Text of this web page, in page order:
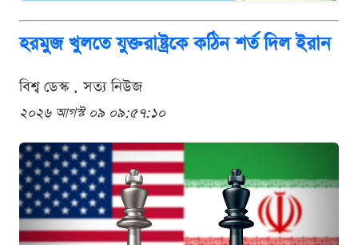
হরমুজ খুলতে যুক্তরাষ্ট্রকে কঠিন শর্ত দিল ইরান
বিশ্ব ডেস্ক . সত্য নিউজ
২০২৬ আগস্ট ০৯ ০৯:৫৭:১০